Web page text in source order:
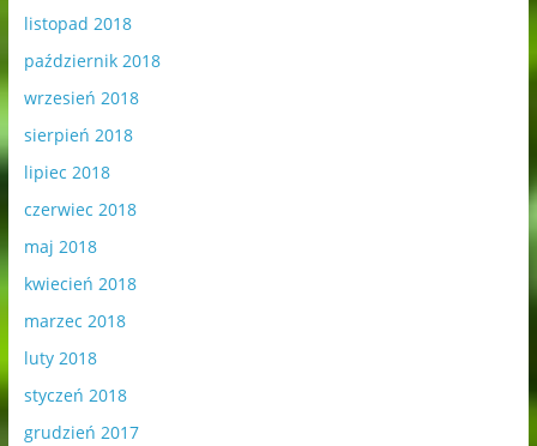
listopad 2018
październik 2018
wrzesień 2018
sierpień 2018
lipiec 2018
czerwiec 2018
maj 2018
kwiecień 2018
marzec 2018
luty 2018
styczeń 2018
grudzień 2017